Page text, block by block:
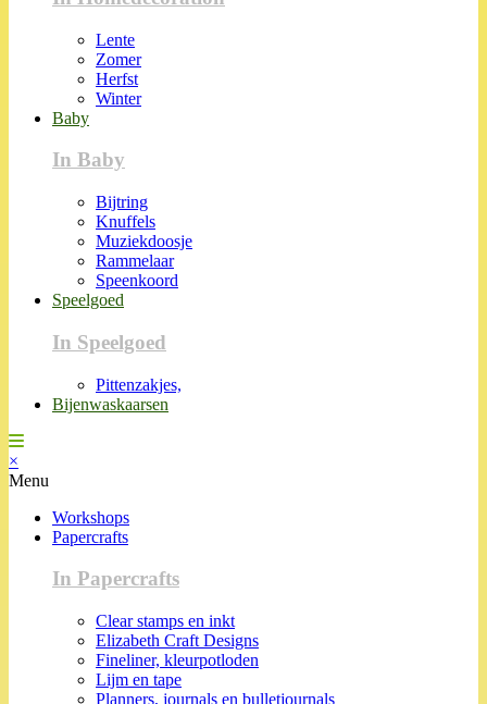
Lente
Zomer
Herfst
Winter
Baby
In Baby
Bijtring
Knuffels
Muziekdoosje
Rammelaar
Speenkoord
Speelgoed
In Speelgoed
Pittenzakjes,
Bijenwaskaarsen
×
Menu
Workshops
Papercrafts
In Papercrafts
Clear stamps en inkt
Elizabeth Craft Designs
Fineliner, kleurpotloden
Lijm en tape
Planners, journals en bulletjournals